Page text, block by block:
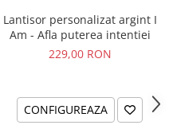
Lantisor personalizat argint I
Am - Afla puterea intentiei
229,00 RON
CONFIGUREAZA